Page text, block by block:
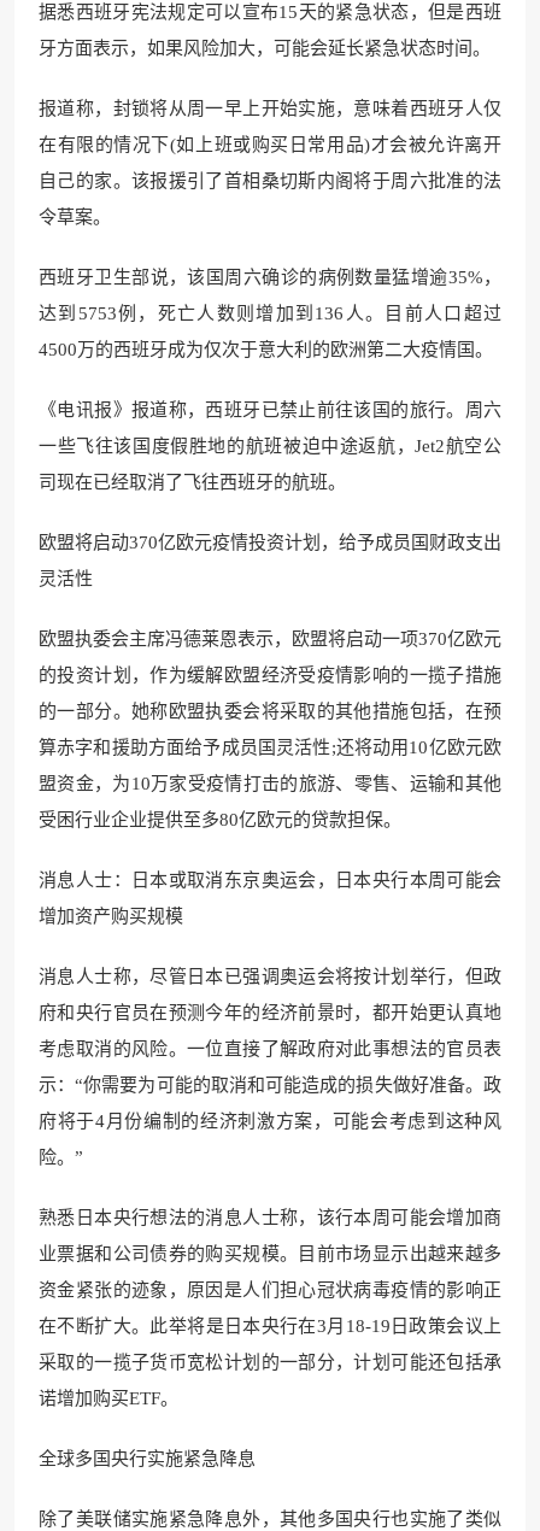
据悉西班牙宪法规定可以宣布15天的紧急状态，但是西班
牙方面表示，如果风险加大，可能会延长紧急状态时间。
报道称，封锁将从周一早上开始实施，意味着西班牙人仅
在有限的情况下(如上班或购买日常用品)才会被允许离开
自己的家。该报援引了首相桑切斯内阁将于周六批准的法
令草案。
西班牙卫生部说，该国周六确诊的病例数量猛增逾35%，
达到5753例，死亡人数则增加到136人。目前人口超过
4500万的西班牙成为仅次于意大利的欧洲第二大疫情国。
《电讯报》报道称，西班牙已禁止前往该国的旅行。周六
一些飞往该国度假胜地的航班被迫中途返航，Jet2航空公
司现在已经取消了飞往西班牙的航班。
欧盟将启动370亿欧元疫情投资计划，给予成员国财政支出
灵活性
欧盟执委会主席冯德莱恩表示，欧盟将启动一项370亿欧元
的投资计划，作为缓解欧盟经济受疫情影响的一揽子措施
的一部分。她称欧盟执委会将采取的其他措施包括，在预
算赤字和援助方面给予成员国灵活性;还将动用10亿欧元欧
盟资金，为10万家受疫情打击的旅游、零售、运输和其他
受困行业企业提供至多80亿欧元的贷款担保。
消息人士：日本或取消东京奥运会，日本央行本周可能会
增加资产购买规模
消息人士称，尽管日本已强调奥运会将按计划举行，但政
府和央行官员在预测今年的经济前景时，都开始更认真地
考虑取消的风险。一位直接了解政府对此事想法的官员表
示：“你需要为可能的取消和可能造成的损失做好准备。政
府将于4月份编制的经济刺激方案，可能会考虑到这种风
险。”
熟悉日本央行想法的消息人士称，该行本周可能会增加商
业票据和公司债券的购买规模。目前市场显示出越来越多
资金紧张的迹象，原因是人们担心冠状病毒疫情的影响正
在不断扩大。此举将是日本央行在3月18-19日政策会议上
采取的一揽子货币宽松计划的一部分，计划可能还包括承
诺增加购买ETF。
全球多国央行实施紧急降息
除了美联储实施紧急降息外，其他多国央行也实施了类似